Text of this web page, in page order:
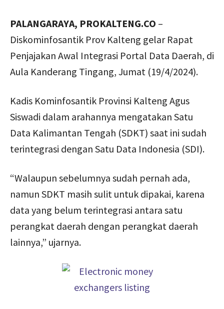
PALANGARAYA, PROKALTENG.CO –
Diskominfosantik Prov Kalteng gelar Rapat
Penjajakan Awal Integrasi Portal Data Daerah, di
Aula Kanderang Tingang, Jumat (19/4/2024).
Kadis Kominfosantik Provinsi Kalteng Agus
Siswadi dalam arahannya mengatakan Satu
Data Kalimantan Tengah (SDKT) saat ini sudah
terintegrasi dengan Satu Data Indonesia (SDI).
“Walaupun sebelumnya sudah pernah ada,
namun SDKT masih sulit untuk dipakai, karena
data yang belum terintegrasi antara satu
perangkat daerah dengan perangkat daerah
lainnya,” ujarnya.